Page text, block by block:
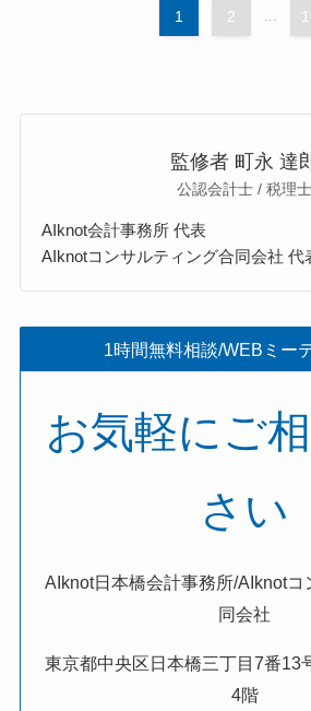
1 2 ...
監修者 町永 達
公認会計士 / 税理士
AIknot会計事務所 代表
AIknotコンサルティング合同会社 代
1時間無料相談/WEBミー
お気軽にご
さい
AIknot日本橋会計事務所/AIknotコ
同会社
東京都中央区日本橋三丁目7番13
4階